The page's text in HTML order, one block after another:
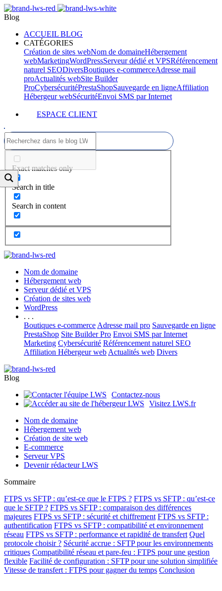
Blog
ACCUEIL BLOG
CATÉGORIES
Création de sites webNom de domaineHébergement
webMarketingWordPressServeur dédié et VPSRéférencement
naturel SEODiversBoutiques e-commerceAdresse mail
proActualités webSite Builder
ProCybersécuritéPrestaShopSauvegarde en ligneAffiliation
Hébergeur webSécuritéEnvoi SMS par Internet
ESPACE CLIENT
Exact matches only
Search in title
Search in content
Nom de domaine
Hébergement web
Serveur dédié et VPS
Création de sites web
WordPress
. . .
Boutiques e-commerce Adresse mail pro Sauvegarde en ligne
PrestaShop Site Builder Pro Envoi SMS par Internet
Marketing Cybersécurité Référencement naturel SEO
Affiliation Hébergeur web Actualités web Divers
Blog
Contactez-nous
Visitez LWS.fr
Nom de domaine
Hébergement web
Création de site web
E-commerce
Serveur VPS
Devenir rédacteur LWS
Sommaire
FTPS vs SFTP : qu’est-ce que le FTPS ? FTPS vs SFTP : qu’est-ce
que le SFTP ? FTPS vs SFTP : comparaison des différences
majeures FTPS vs SFTP : sécurité et chiffrement FTPS vs SFTP :
authentification FTPS vs SFTP : compatibilité et environnement
réseau FTPS vs SFTP : performance et rapidité de transfert Quel
protocole choisir ? Sécurité accrue : SFTP pour les environnements
critiques Compatibilité réseau et pare-feu : FTPS pour une gestion
flexible Facilité de configuration : SFTP pour une solution simplifiée
Vitesse de transfert : FTPS pour gagner du temps Conclusion